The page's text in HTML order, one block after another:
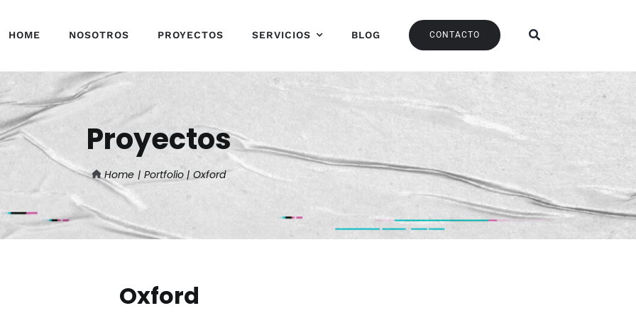
HOME NOSOTROS PROYECTOS SERVICIOS BLOG CONTACTO
Proyectos
Home Portfolio Oxford
Oxford